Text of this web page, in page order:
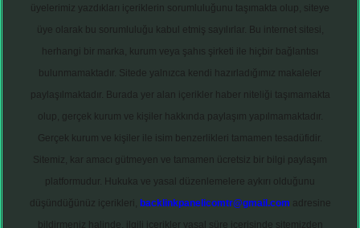
üyelerimiz yazdıkları içeriklerin sorumluluğunu taşımakta olup, siteye
üye olarak bu sorumluluğu kabul etmiş sayılırlar. Bu internet sitesi,
herhangi bir marka, kurum veya şahıs şirketi ile hiçbir bağlantısı
bulunmamaktadır. Sitede yalnızca kendi hazırladığımız makaleler
paylaşılmaktadır. Burada yer alan içerikler haber niteliği taşımamakta
olup, gerçek kurum ve kişiler hakkında paylaşım yapılmamaktadır.
Gerçek kurum ve kişiler ile isim benzerlikleri tamamen tesadüfidir.
Sitemiz, kar amacı gütmeyen ve tamamen ücretsiz bir bilgi paylaşım
platformudur. Hukuka ve yasal düzenlemelere aykırı olduğunu
düşündüğünüz içerikleri, backlinkpanelicomtr@gmail.com adresine
bildirmeniz halinde, ilgili içerikler yasal süre içerisinde sitemizden